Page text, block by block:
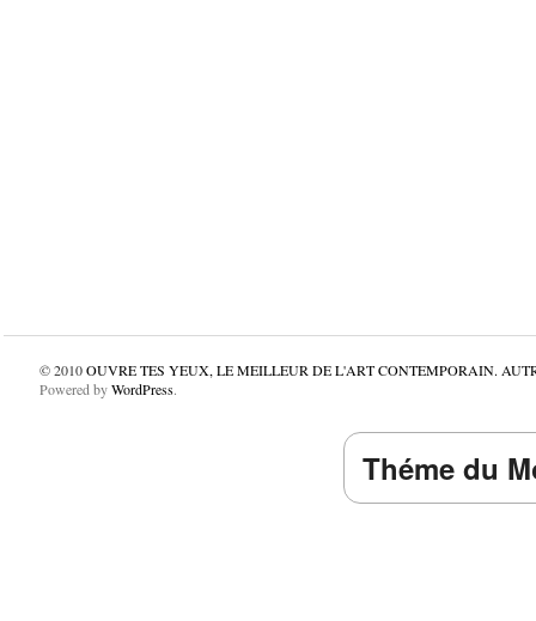
© 2010OUVRE TES YEUX, LE MEILLEUR DE L'ART CONTEMPORAIN.
Powered byWordPress.
Théme du